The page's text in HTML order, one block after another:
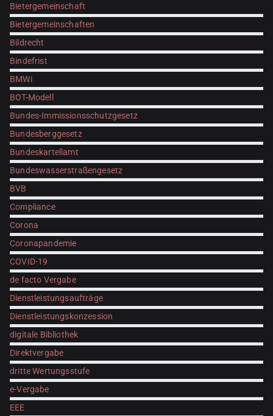
Bietergemeinschaft
Bietergemeinschaften
Bildrecht
Bindefrist
BMWi
BOT-Modell
Bundes-Immissionsschutzgesetz
Bundesberggesetz
Bundeskartellamt
Bundeswasserstraßengesetz
BVB
Compliance
Corona
Coronapandemie
COVID-19
de facto Vergabe
Dienstleistungsaufträge
Dienstleistungskonzession
digitale Bibliothek
Direktvergabe
dritte Wertungsstufe
e-Vergabe
EEE